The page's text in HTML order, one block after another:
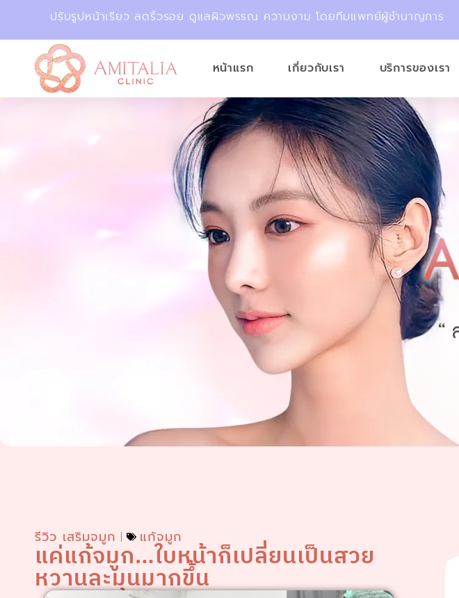
ปรับรูปหน้าเรียว ลดริ้วรอย ดูแลผิวพรรณ ความงาม โดยทีมแพทย์ผู้ชำนาญการ
หน้าแรก เกี่ยวกับเรา บริการของเรา
รีวิว เสริมจมูก แก้จมูก
แค่แก้จมูก…ใบหน้าก็เปลี่ยนเป็นสวย
หวานละมุนมากขึ้น